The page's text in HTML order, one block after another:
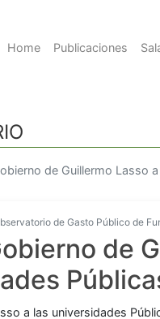
Home Publicaciones
de Guillermo Lasso
de Gasto Público de
de